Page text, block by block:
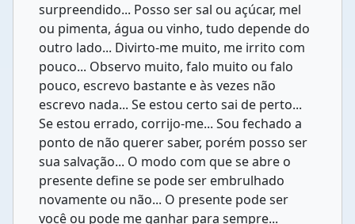
surpreendido... Posso ser sal ou açúcar, mel
ou pimenta, água ou vinho, tudo depende do
outro lado... Divirto-me muito, me irrito com
pouco... Observo muito, falo muito ou falo
pouco, escrevo bastante e às vezes não
escrevo nada... Se estou certo sai de perto...
Se estou errado, corrijo-me... Sou fechado a
ponto de não querer saber, porém posso ser
sua salvação... O modo com que se abre o
presente define se pode ser embrulhado
novamente ou não... O presente pode ser
você ou pode me ganhar para sempre...